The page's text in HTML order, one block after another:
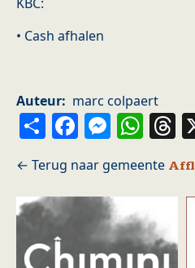
KBC:
• Cash afhalen
Auteur marc colpaert
Share